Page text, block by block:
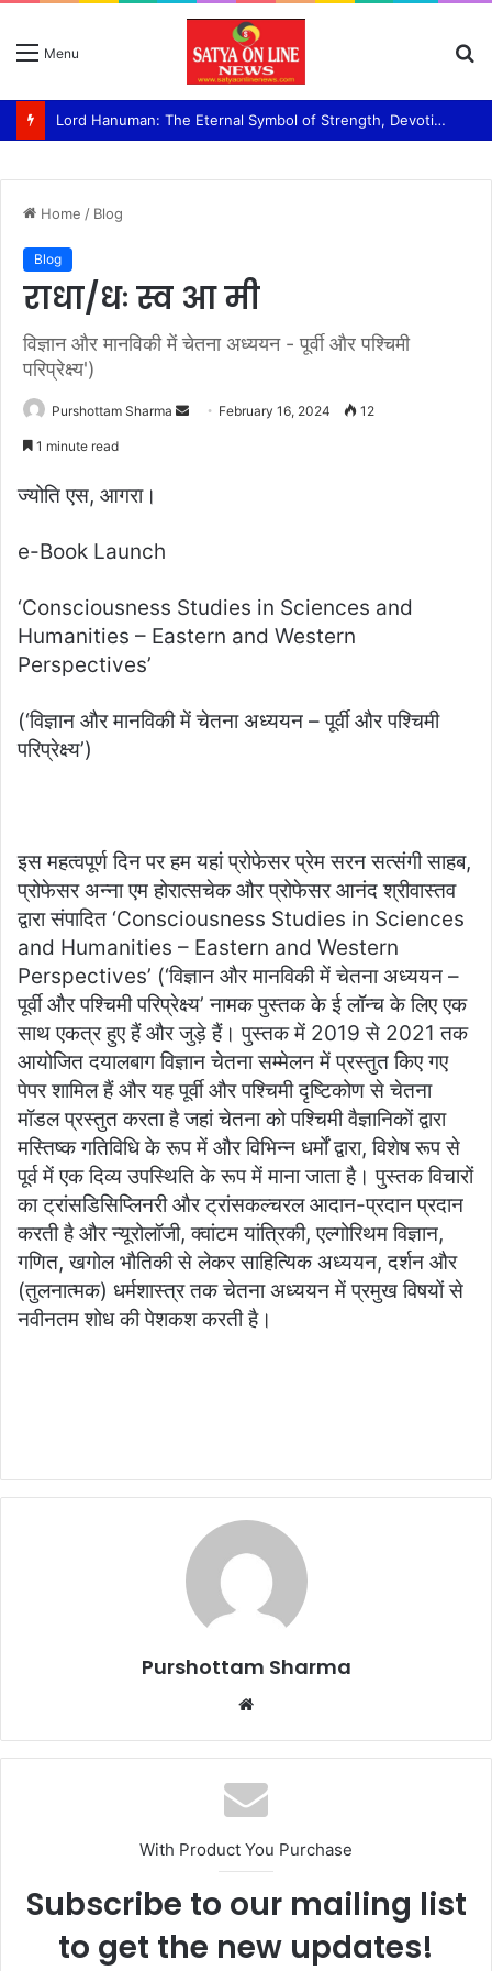
Menu
Lord Hanuman: The Eternal Symbol of Strength, Devotion, and Selfless Service Swami Ram Bhajan Van panchayati akhada Shri niranjani
Home / Blog
Blog
राधा/धः स्व आ मी
विज्ञान और मानविकी में चेतना अध्ययन - पूर्वी और पश्चिमी
परिप्रेक्ष्य')
Purshottam Sharma
i
February 16, 2024 12
1 minute read
ज्योति एस, आगरा।
e-Book Launch
‘Consciousness Studies in Sciences and
Humanities – Eastern and Western
Perspectives’
(‘विज्ञान और मानविकी में चेतना अध्ययन – पूर्वी और पश्चिमी
परिप्रेक्ष्य’)
इस महत्वपूर्ण दिन पर हम यहां प्रोफेसर प्रेम सरन सत्संगी साहब,
प्रोफेसर अन्ना एम होरात्सचेक और प्रोफेसर आनंद श्रीवास्तव
द्वारा संपादित ‘Consciousness Studies in Sciences
and Humanities – Eastern and Western
Perspectives’ (‘विज्ञान और मानविकी में चेतना अध्ययन –
पूर्वी और पश्चिमी परिप्रेक्ष्य’ नामक पुस्तक के ई लॉन्च के लिए एक
साथ एकत्र हुए हैं और जुड़े हैं। पुस्तक में 2019 से 2021 तक
आयोजित दयालबाग विज्ञान चेतना सम्मेलन में प्रस्तुत किए गए
पेपर शामिल हैं और यह पूर्वी और पश्चिमी दृष्टिकोण से चेतना
मॉडल प्रस्तुत करता है जहां चेतना को पश्चिमी वैज्ञानिकों द्वारा
मस्तिष्क गतिविधि के रूप में और विभिन्न धर्मों द्वारा, विशेष रूप से
पूर्व में एक दिव्य उपस्थिति के रूप में माना जाता है। पुस्तक विचारों
का ट्रांसडिसिप्लिनरी और ट्रांसकल्चरल आदान-प्रदान प्रदान
करती है और न्यूरोलॉजी, क्वांटम यांत्रिकी, एल्गोरिथम विज्ञान,
गणित, खगोल भौतिकी से लेकर साहित्यिक अध्ययन, दर्शन और
(तुलनात्मक) धर्मशास्त्र तक चेतना अध्ययन में प्रमुख विषयों से
नवीनतम शोध की पेशकश करती है।
Purshottam Sharma
b
s
i
e
With Product You Purchase
Subscribe to our mailing list
to get the new updates!